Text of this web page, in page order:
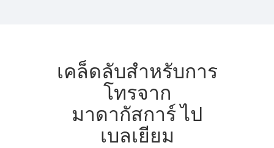
เคล็ดลับสำหรับการ
โทรจาก
มาดากัสการ์ ไป
เบลเยียม